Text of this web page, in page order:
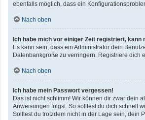
ebenfalls möglich, dass ein
Nach oben
Ich habe mich vor einiger Zeit registriert,
Es kann sein, dass ein Administrator dein
Datenbankgröße zu verringern. Registriere dich
Nach oben
Ich habe mein Passwort vergessen!
Das ist nicht schlimm! Wir können dir zwar dein
Anweisungen folgst. So solltest du dich schnell
Solltest du trotzdem nicht in der Lage sein, dein